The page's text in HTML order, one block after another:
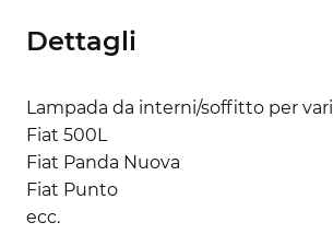
Dettagli
Lampada da interni/soffitto per
Fiat 500L
Fiat Panda Nuova
Fiat Punto
ecc.